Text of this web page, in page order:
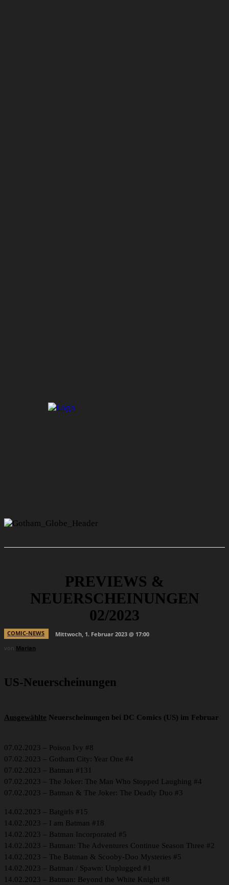
PREVIEWS &
NEUERSCHEINUNGEN
02/2023
COMIC-NEWS
Mittwoch, 1. Februar 2023 @ 17:00
von Marian
US-Neuerscheinungen
Ausgewählte Neuerscheinungen bei DC Comics (US) im Februar
07.02.2023 – Poison Ivy #8
07.02.2023 – Gotham City: Year One #4
07.02.2023 – Batman #131
07.02.2023 – The Joker: The Man Who Stopped Laughing #4
07.02.2023 – Batman & The Joker: The Deadly Duo #3
14.02.2023 – Batgirls #15
14.02.2023 – I am Batman #18
14.02.2023 – Batman Incorporated #5
14.02.2023 – Batman: The Adventures Continue Season Three #2
14.02.2023 – The Batman & Scooby-Doo Mysteries #5
14.02.2023 – Batman / Spawn: Unplugged #1
14.02.2023 – Batman: Beyond the White Knight #8